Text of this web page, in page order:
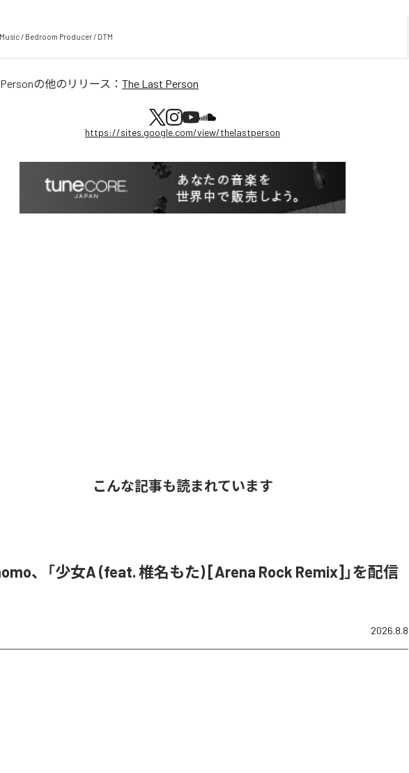
/ Bedroom Producer / DTM
の他のリリース： The Last Person
https://sites.google.com/view/thelastperson
こんな記事も読まれています
、「少女A (feat. 椎名もた) [Arena Rock Remix]」を配信
2026.8.8